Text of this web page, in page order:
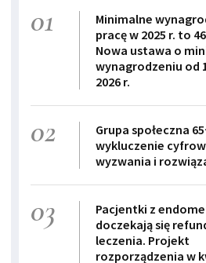
01
Minimalne
pracę w 2025 r. to
Nowa ustawa o
wynagrodzeniu od
2026 r.
02
Grupa społeczna
wykluczenie
wyzwania i
03
Pacjentki z
doczekają się
leczenia. Projekt
rozporządzenia w